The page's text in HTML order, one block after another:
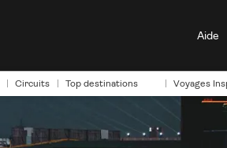
Aide
Circuits Top destinations Voyages